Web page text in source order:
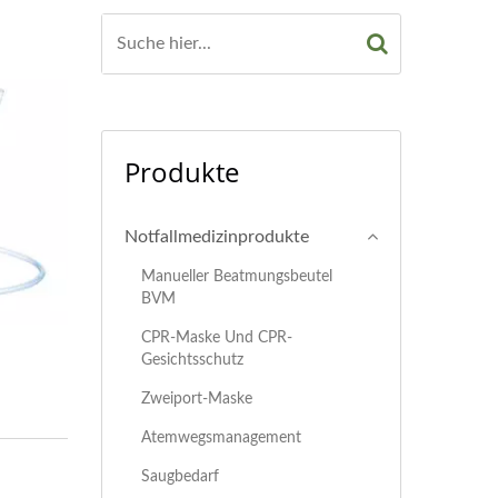
Produkte
Notfallmedizinprodukte
Manueller Beatmungsbeutel
BVM
CPR-Maske Und CPR-
Gesichtsschutz
Zweiport-Maske
Atemwegsmanagement
Saugbedarf